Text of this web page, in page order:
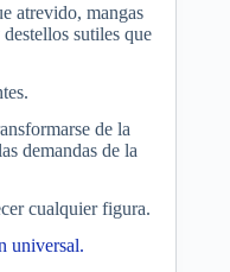
atrevido, mangas
sutiles que
de la
demandas de la
cualquier figura.
universal.